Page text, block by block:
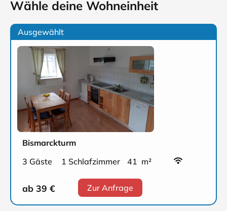
Wähle deine Wohneinheit
Ausgewählt
Bismarckturm
3 Gäste
1 Schlafzimmer 41 m²
ab 39 € Zur Anfrage